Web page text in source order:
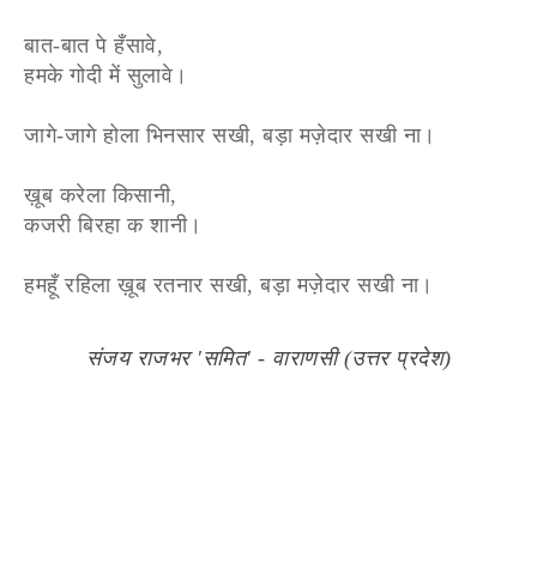
बात-बात पे हँसावे,
हमके गोदी में सुलावे।
जागे-जागे होला भिनसार सखी, बड़ा मज़ेदार सखी ना।
ख़ूब करेला किसानी,
कजरी बिरहा क शानी।
हमहूँ रहिला ख़ूब रतनार सखी, बड़ा मज़ेदार सखी ना।
संजय राजभर 'समित' - वाराणसी (उत्तर प्रदेश)